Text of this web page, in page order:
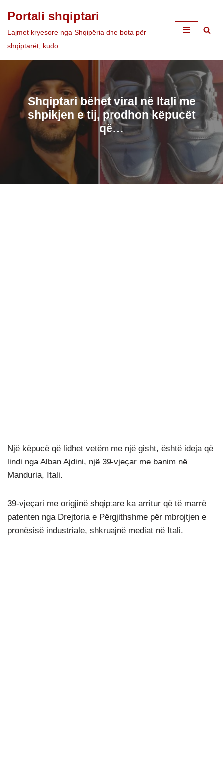
Skip
to
Portali shqiptari
Lajmet kryesore nga Shqipëria dhe bota për
shqiptarët, kudo
Shqiptari bëhet viral në Itali me
shpikjen e tij, prodhon këpucët
që…
Një këpucë që lidhet vetëm me një gisht, është ideja që
lindi nga Alban Ajdini, një 39-vjeçar me banim në
Manduria, Itali.
39-vjeçari me origjinë shqiptare ka arritur që të marrë
patenten nga Drejtoria e Përgjithshme për mbrojtjen e
pronësisë industriale, shkruajnë mediat në Itali.